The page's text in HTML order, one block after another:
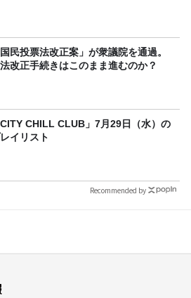
国民投票法改正案」が衆議院を通過。
改正手続きはこのまま進むのか？
CITY CHILL CLUB」7月29日（水）の
イリスト
Recommended by